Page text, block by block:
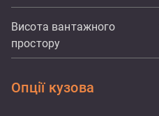
Висота вантажного
простору
Опції кузова